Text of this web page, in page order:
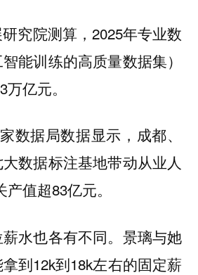
究院测算，2025年专业数
能训练的高质量数据集）
亿元。
数据局数据显示，成都、
数据标注基地带动从业人
值超83亿元。
水也各有不同。景璃与她
到12k到18k左右的固定薪